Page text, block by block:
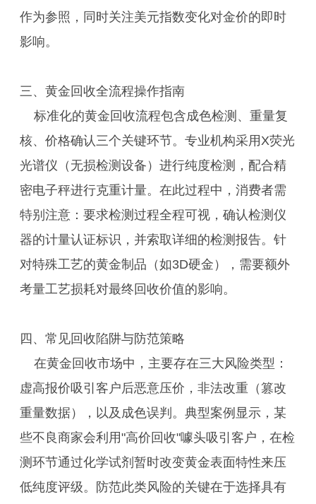
作为参照，同时关注美元指数变化对金价的即时
影响。
三、黄金回收全流程操作指南
标准化的黄金回收流程包含成色检测、重量复
核、价格确认三个关键环节。专业机构采用X荧光
光谱仪（无损检测设备）进行纯度检测，配合精
密电子秤进行克重计量。在此过程中，消费者需
特别注意：要求检测过程全程可视，确认检测仪
器的计量认证标识，并索取详细的检测报告。针
对特殊工艺的黄金制品（如3D硬金），需要额外
考量工艺损耗对最终回收价值的影响。
四、常见回收陷阱与防范策略
在黄金回收市场中，主要存在三大风险类型：
虚高报价吸引客户后恶意压价，非法改重（篡改
重量数据），以及成色误判。典型案例显示，某
些不良商家会利用"高价回收"噱头吸引客户，在检
测环节通过化学试剂暂时改变黄金表面特性来压
低纯度评级。防范此类风险的关键在于选择具有